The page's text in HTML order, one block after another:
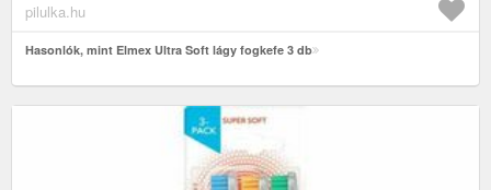
pilulka.hu
Hasonlók, mint Elmex Ultra Soft lágy fogkefe 3 db